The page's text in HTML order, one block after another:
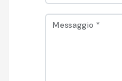
Messaggio *